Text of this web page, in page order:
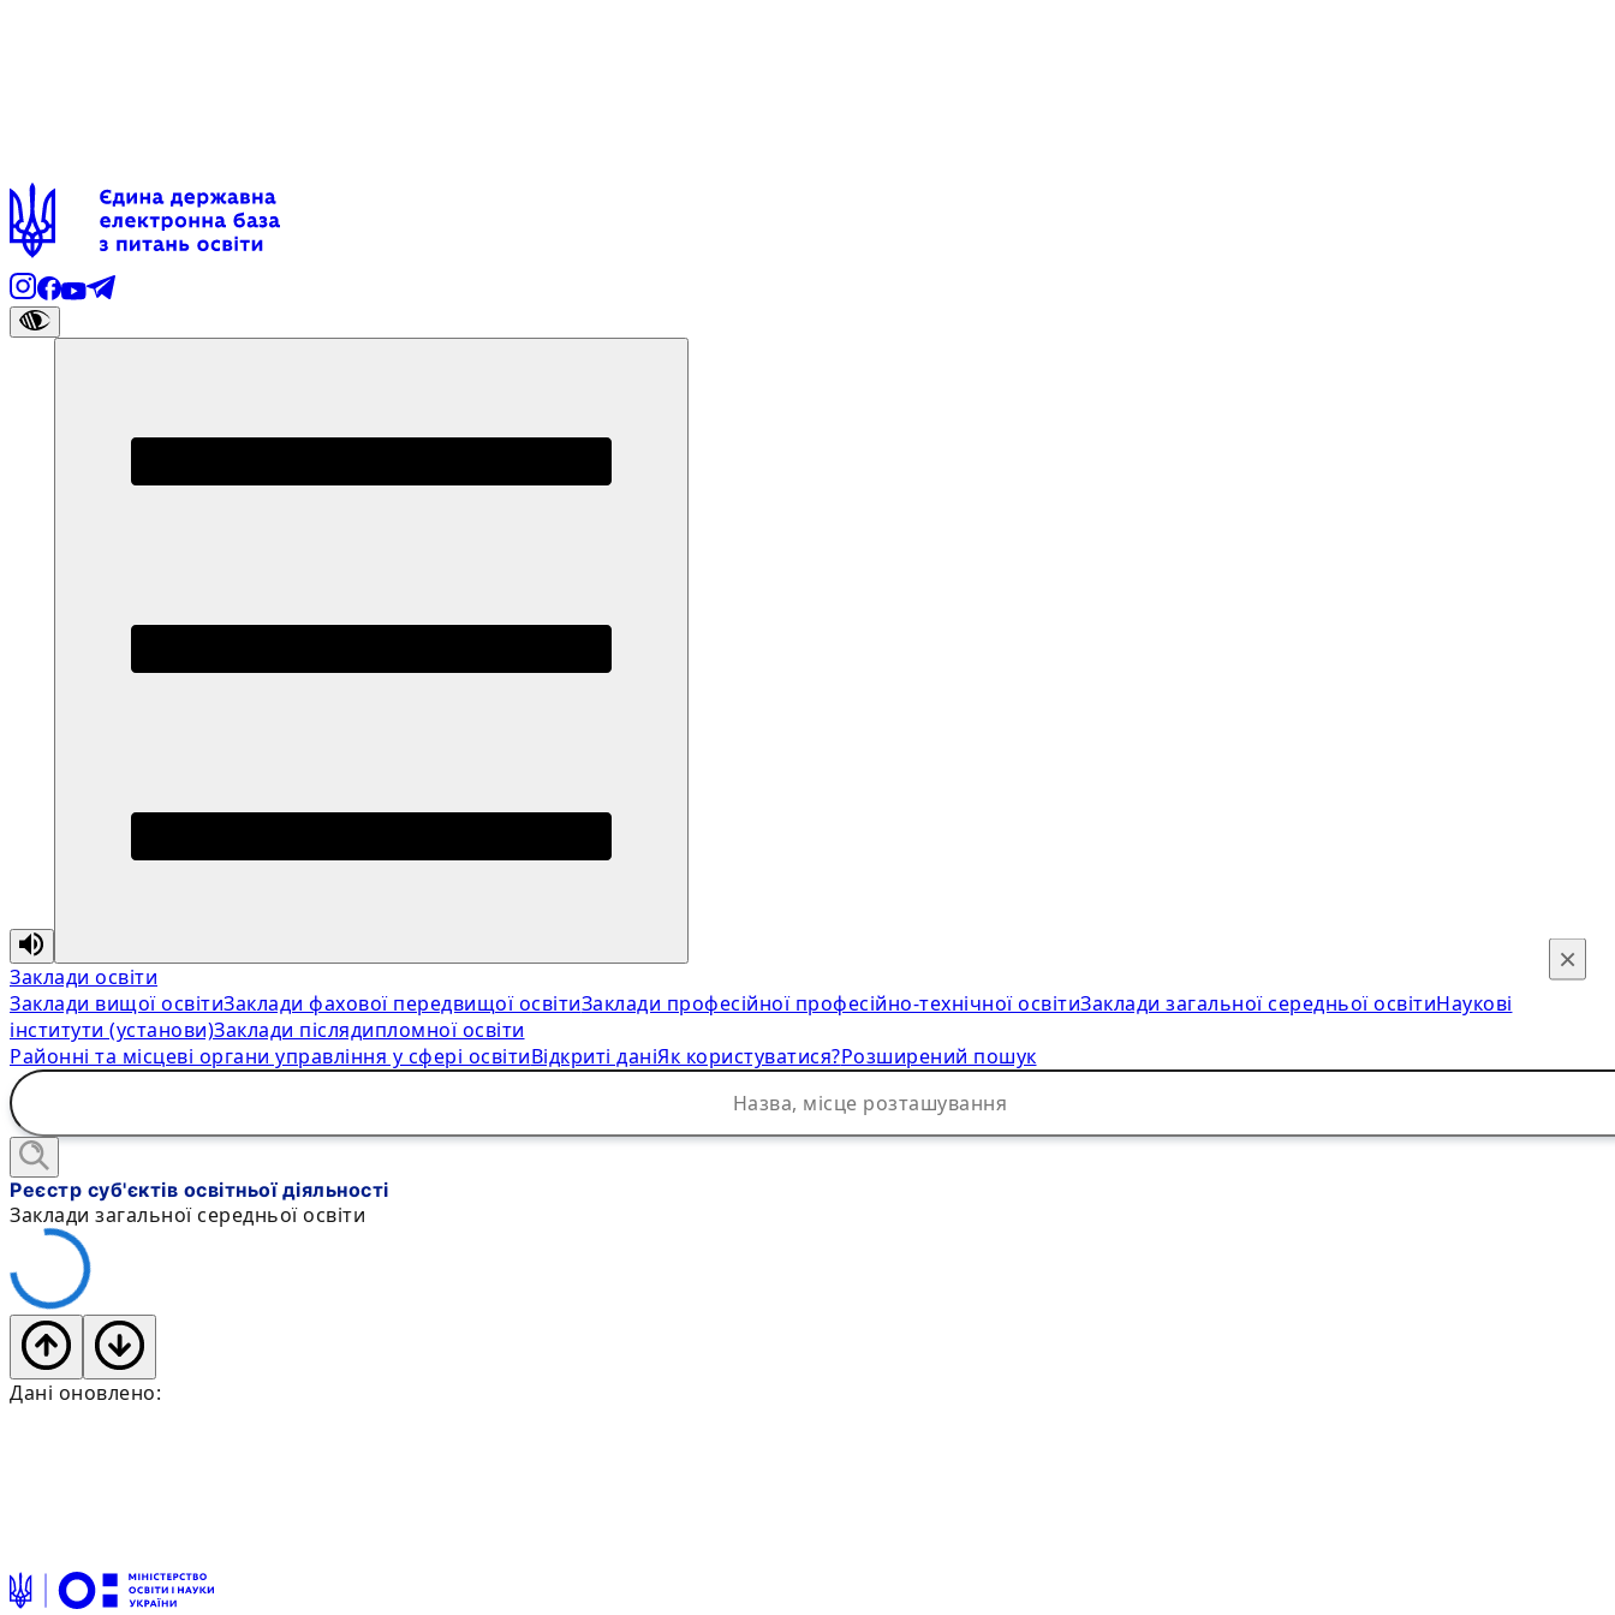
Заклади освіти
Заклади вищої освітиЗаклади фахової передвищої освітиЗаклади професійної професійно-технічної освітиЗаклади загальної середньої освітиНаукові
інститути (установи)Заклади післядипломної освіти
Районні та місцеві органи управління у сфері освітиВідкриті даніЯк користуватися?Розширений пошук
×
Реєстр суб'єктів освітньої діяльності
Заклади загальної середньої освіти
Дані оновлено: